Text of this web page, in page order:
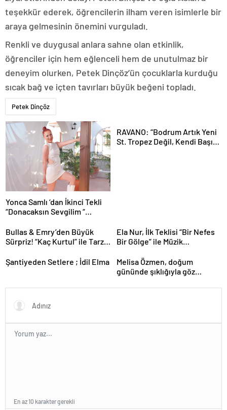
teşekkür ederek, öğrencilerin ilham veren isimlerle bir
araya gelmesinin önemini vurguladı.
Renkli ve duygusal anlara sahne olan etkinlik,
öğrenciler için hem eğlenceli hem de unutulmaz bir
deneyim olurken, Petek Dinçöz’ün çocuklarla kurduğu
sıcak bağ ve içten tavırları büyük beğeni topladı.
Petek Dinçöz
Yonca Samlı ‘dan İkinci Tekli
“Donacaksın Sevgilim “
RAVANO: “Bodrum Artık Yeni
St. Tropez Değil, Kendi Başına
Bullas & Emry’den Büyük
Sürpriz! “Kaç Kurtul” ile Tarz
Ela Nur, İlk Teklisi “Bir Nefes
Bir Gölge” ile Müzik
Şantiyeden Setlere ; İdil Elma
Melisa Özmen, doğum
gününde şıklığıyla göz
En az 10 karakter gerekli